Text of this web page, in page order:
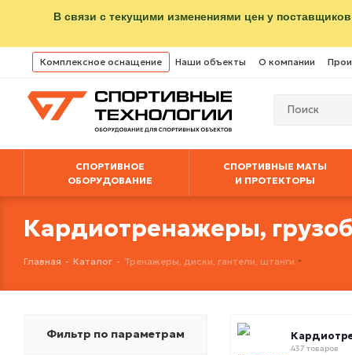
В связи с текущими изменениями цен у
Комплексное оснащение Наши объекты О компании
СПОРТИВНОЕ
ОБОРУДОВАНИЕ
СПОРТИВНЫЕ МАТЫ
И ПРОТЕКТОРЫ
Кардиотренажеры,
Главная - Каталог - Тренажеры, диски, гантели, штанги
437 товаров
Фильтр по параметрам